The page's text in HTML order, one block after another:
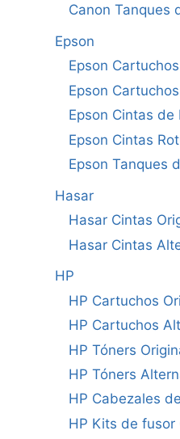
Canon Tanques
Epson
Epson
Epson
Epson Cintas de
Epson Cintas
Epson Tanques
Hasar
Hasar Cintas
Hasar Cintas
HP
HP Cartuchos
HP Cartuchos
HP Tóners
HP Tóners
HP Cabezales
HP Kits de fusor